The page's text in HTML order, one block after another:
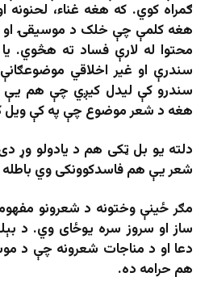
ګمراه کوي. که هغه غناء، لحنونه
هغه کلمې چې خلک د موسیقۍ او
محتوا له لارې فساد ته هڅوي.
سندرې او غیر اخلاقي
سندرو کې لیدل کیږي چې هم یې
هغه د شعر موضوع چې په کې ویل
دلته یو بل ټکی هم د یادولو
شعر یې هم فاسدکوونکی وي
مګر ځینې وختونه د شعرونو
ساز او سروز سره یوځای وي. د
دعا او د مناجات شعرونه چې د
هم حرامه ده.